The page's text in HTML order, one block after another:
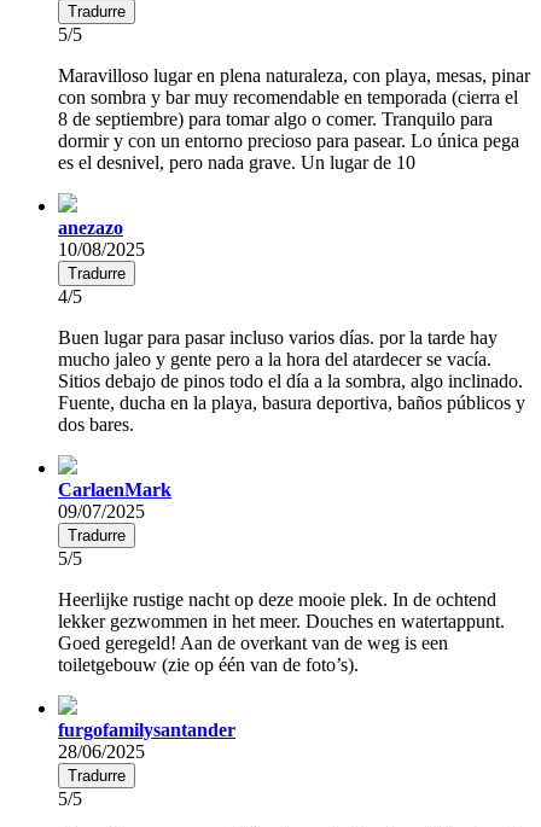
Tradurre
5/5
Maravilloso lugar en plena naturaleza, con playa, mesas, pinar
con sombra y bar muy recomendable en temporada (cierra el
8 de septiembre) para tomar algo o comer. Tranquilo para
dormir y con un entorno precioso para pasear. Lo única pega
es el desnivel, pero nada grave. Un lugar de 10
anezazo
10/08/2025
Tradurre
4/5
Buen lugar para pasar incluso varios días. por la tarde hay
mucho jaleo y gente pero a la hora del atardecer se vacía.
Sitios debajo de pinos todo el día a la sombra, algo inclinado.
Fuente, ducha en la playa, basura deportiva, baños públicos y
dos bares.
CarlaenMark
09/07/2025
Tradurre
5/5
Heerlijke rustige nacht op deze mooie plek. In de ochtend
lekker gezwommen in het meer. Douches en watertappunt.
Goed geregeld! Aan de overkant van de weg is een
toiletgebouw (zie op één van de foto’s).
furgofamilysantander
28/06/2025
Tradurre
5/5